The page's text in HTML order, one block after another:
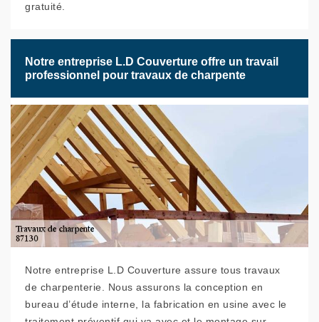
gratuité.
Notre entreprise L.D Couverture offre un travail
professionnel pour travaux de charpente
Notre entreprise L.D Couverture assure tous travaux
de charpenterie. Nous assurons la conception en
bureau d’étude interne, la fabrication en usine avec le